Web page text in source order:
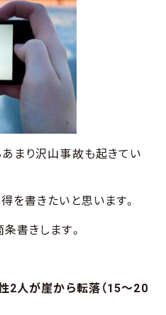
まり沢山事故も起きてい
を書きたいと思います。
書きします。
2人が崖から転落（15～20